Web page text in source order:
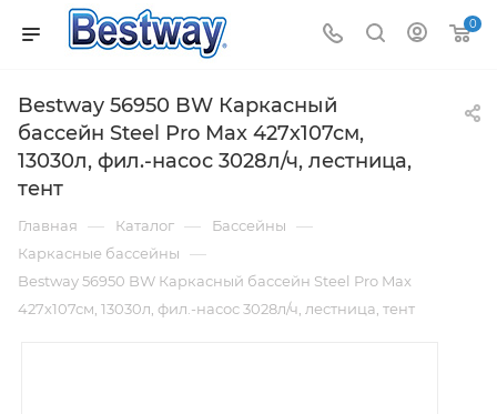
0
Bestway 56950 BW Каркасный
бассейн Steel Pro Max 427х107см,
13030л, фил.-насос 3028л/ч, лестница,
тент
Главная — Каталог — Бассейны —
Каркасные бассейны —
Bestway 56950 BW Каркасный бассейн Steel Pro Max
427х107см, 13030л, фил.-насос 3028л/ч, лестница, тент